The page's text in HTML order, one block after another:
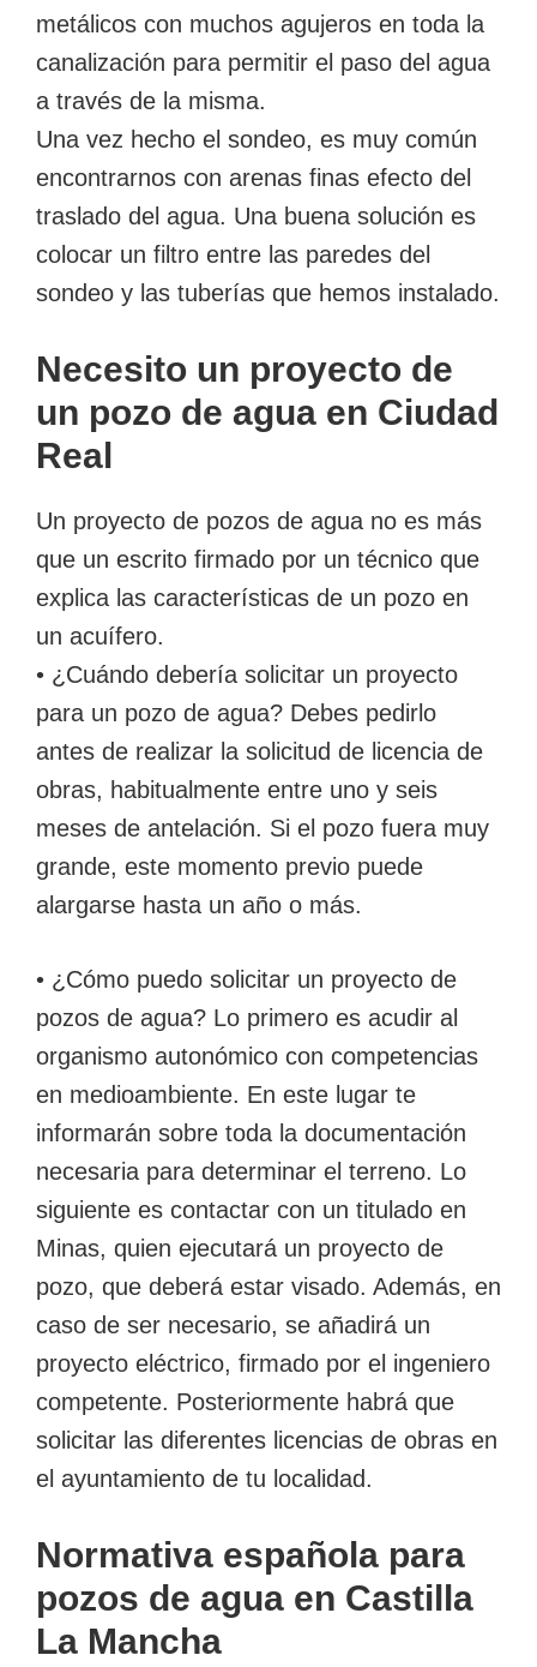
metálicos con muchos agujeros en toda la
canalización para permitir el paso del agua
a través de la misma.
Una vez hecho el sondeo, es muy común
encontrarnos con arenas finas efecto del
traslado del agua. Una buena solución es
colocar un filtro entre las paredes del
sondeo y las tuberías que hemos instalado.
Necesito un proyecto de
un pozo de agua en Ciudad
Real
Un proyecto de pozos de agua no es más
que un escrito firmado por un técnico que
explica las características de un pozo en
un acuífero.
• ¿Cuándo debería solicitar un proyecto
para un pozo de agua? Debes pedirlo
antes de realizar la solicitud de licencia de
obras, habitualmente entre uno y seis
meses de antelación. Si el pozo fuera muy
grande, este momento previo puede
alargarse hasta un año o más.
• ¿Cómo puedo solicitar un proyecto de
pozos de agua? Lo primero es acudir al
organismo autonómico con competencias
en medioambiente. En este lugar te
informarán sobre toda la documentación
necesaria para determinar el terreno. Lo
siguiente es contactar con un titulado en
Minas, quien ejecutará un proyecto de
pozo, que deberá estar visado. Además, en
caso de ser necesario, se añadirá un
proyecto eléctrico, firmado por el ingeniero
competente. Posteriormente habrá que
solicitar las diferentes licencias de obras en
el ayuntamiento de tu localidad.
Normativa española para
pozos de agua en Castilla
La Mancha